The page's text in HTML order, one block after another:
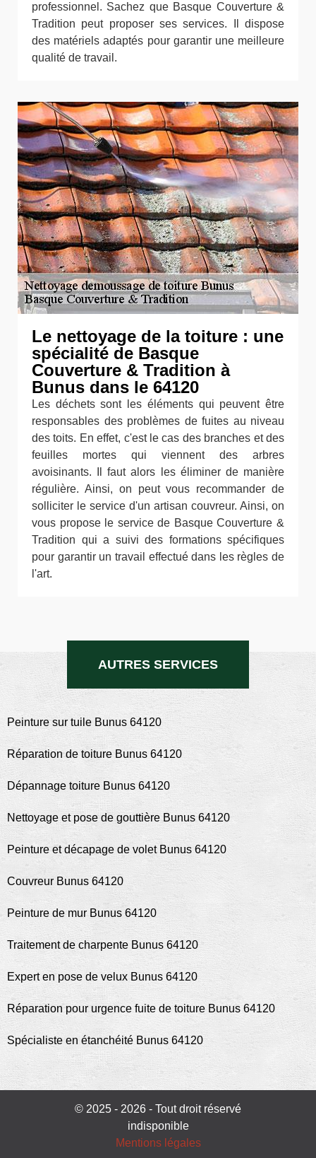
professionnel. Sachez que Basque Couverture &
Tradition peut proposer ses services. Il dispose
des matériels adaptés pour garantir une meilleure
qualité de travail.
Le nettoyage de la toiture : une
spécialité de Basque
Couverture & Tradition à
Bunus dans le 64120
Les déchets sont les éléments qui peuvent être
responsables des problèmes de fuites au niveau
des toits. En effet, c'est le cas des branches et des
feuilles mortes qui viennent des arbres
avoisinants. Il faut alors les éliminer de manière
régulière. Ainsi, on peut vous recommander de
solliciter le service d'un artisan couvreur. Ainsi, on
vous propose le service de Basque Couverture &
Tradition qui a suivi des formations spécifiques
pour garantir un travail effectué dans les règles de
l'art.
AUTRES SERVICES
Peinture sur tuile Bunus 64120
Réparation de toiture Bunus 64120
Dépannage toiture Bunus 64120
Nettoyage et pose de gouttière Bunus 64120
Peinture et décapage de volet Bunus 64120
Couvreur Bunus 64120
Peinture de mur Bunus 64120
Traitement de charpente Bunus 64120
Expert en pose de velux Bunus 64120
Réparation pour urgence fuite de toiture Bunus 64120
Spécialiste en étanchéité Bunus 64120
© 2025 - 2026 - Tout droit réservé
indisponible
Mentions légales